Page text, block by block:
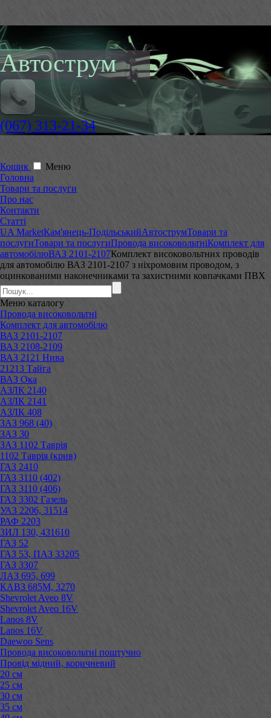
Автострум
(067) 313-21-34
Кошик
Меню
Головна
Товари та послуги
Про нас
Контакти
Статті
UA MarketКам'янець-ПодільськийАвтострумТовари та
послугиТовари та послугиПровода високовольтніКомплект для
автомобілюВАЗ 2101-2107Комплект високовольтних проводів
для автомобілю ВАЗ 2101-2107 з ніхромовим проводом, з
оцинкованими наконечниками та захистними ковпачками ПВХ
Меню каталогу
Провода високовольтні
Комплект для автомобілю
ВАЗ 2101-2107
ВАЗ 2108-2109
ВАЗ 2121 Нива
21213 Тайга
ВАЗ Ока
АЗЛК 2140
АЗЛК 2141
АЗЛК 408
ЗАЗ 968 (40)
ЗАЗ 30
ЗАЗ 1102 Таврія
1102 Таврія (крив)
ГАЗ 2410
ГАЗ 3110 (402)
ГАЗ 3110 (406)
ГАЗ 3302 Газель
УАЗ 2206, 31514
РАФ 2203
ЗИЛ 130, 431610
ГАЗ 52
ГАЗ 53, ПАЗ 33205
ГАЗ 3307
ЛАЗ 695, 699
КАВЗ 685М, 3270
Shevrolet Aveo 8V
Shevrolet Aveo 16V
Lanos 8V
Lanos 16V
Daewoo Sens
Провода високовольтні поштучно
Провід мідний, коричневий
20 см
25 см
30 см
35 см